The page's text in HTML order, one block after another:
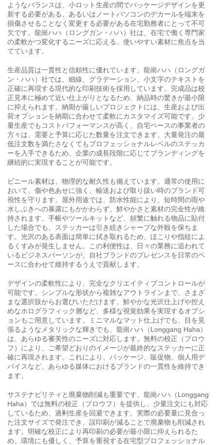
ようなバランスは、小ロット生産の間でパッケージデザインを更
新する必要がある、あるいはノートパソコンのデカールを端末を
損傷させることなく変更する必要がある在宅勤務者にとって不可
欠です。龍崗ハハ（ロングガン・ハハ）社は、在宅で働く専門家
の柔軟かつ変化するニーズに応える、使いやすい素材に焦点を当
てています。
生産品質は一貫性と信頼性に優れています。龍崗ハハ（ロングガ
ン・ハハ）社では、細線、グラデーション、小文字のテキストを
正確に再現する現代的な印刷技術を採用しています。完成品は校
正見本に極めて近い仕上がりとなるため、納品時の驚きが最小限
に抑えられます。納期が厳しいプロジェクトには、生産および出
荷オプションを納期に合わせて柔軟にカスタマイズ可能です。少
量生産でもコストパフォーマンスが高く、自宅ベースの事業者の
方々は、需要と予算に応じた数量を注文できます。大量発注の最
低注文数を満たさなくてもプロフェッショナルレベルのステッカ
ーを入手できるため、企業の成長段階に応じてブランディングを
継続的に実現することが可能です。
ビニール素材は、物理的な耐久性も備えています。通常の使用に
おいて、傷や色あせに強く、輸送および取り扱い時のブランド可
視性を守ります。屋外用途では、防水性能により、短時間の雨や
水しぶきへの暴露にもかかわらず、鮮やかさと素材の完全性が維
持されます。手帳やツールキットなど、頻繁に触れる物品に貼付
した場合でも、ステッカーは引き続きシャープな外観を保ちま
す。光沢のある表面は簡単に拭き取れるため、ほこりや指紋によ
るくすみが発生しません。この利便性は、日々の業務に追われて
いるビジネスパーソンが、自社ブランドのプレゼンスを日常のペ
ースに合わせて維持するうえで貢献します。
デザインの柔軟性により、完全なクリエイティブコントロールが
可能です。シンプルな形状から複雑なアウトラインまで、さまざ
まな選択肢からお選びいただけます。鮮やかな光沢仕上げや控え
めなホログラフィック層など、多様な視覚効果を実現するオプシ
ョンもご用意しています。ミニマルなマット仕上げでも、目を見
張るようなメタリックな輝きでも、龍崗ハハ（Longgang Haha）
は、あらゆる審美性のニーズに対応します。無料の校正（プロウ
フ）により、ご希望どおりのイメージが最終的なステッカーに正
確に再現されます。これにより、パッケージ、販促物、個人用デ
バイスなど、あらゆる媒体におけるブランドの一貫性を維持でき
ます。
サステナビリティと廃棄物削減も重要です。龍崗ハハ（Longgang
Haha）では無料の校正（プロウフ）を提供し、少量注文にも対応
しているため、過剰生産を回避できます。実際の必要量に見合っ
た注文サイズで発注でき、誤印刷が減ることで廃棄物も削減され
ます。明確な校正により再印刷の必要が最小限に抑えられるた
め、環境にも優しく、予算を重視する在宅型プロフェッショナル